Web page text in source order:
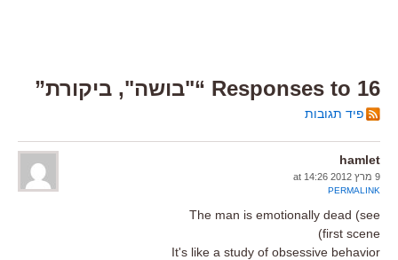
16 Responses to “"בושה", ביקורת”
פיד תגובות
hamlet
9 מרץ 2012 at 14:26
PERMALINK
The man is emotionally dead (see
first scene)
It's like a study of obsessive behavior